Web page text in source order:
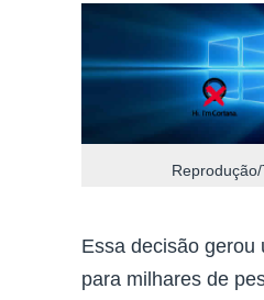
Essa decisão gerou
para milhares de